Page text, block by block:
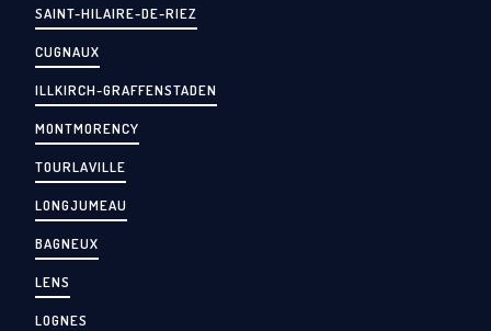
SAINT-HILAIRE-DE-RIEZ
CUGNAUX
ILLKIRCH-GRAFFENSTADEN
MONTMORENCY
TOURLAVILLE
LONGJUMEAU
BAGNEUX
LENS
LOGNES